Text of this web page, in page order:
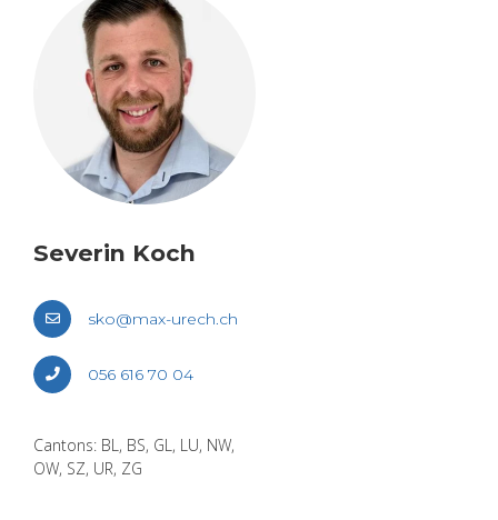
Seve­rin Koch
sko@​max-​urech.​ch
056 616 70 04
Can­tons: BL, BS, GL, LU, NW,
OW, SZ, UR, ZG